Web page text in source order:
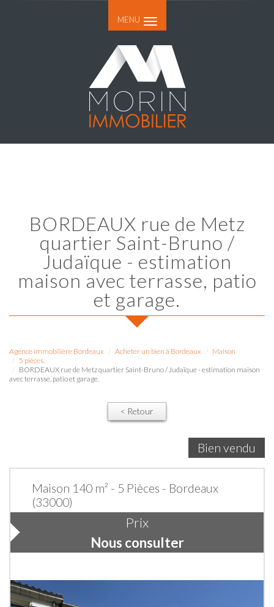
MENU
BORDEAUX rue de Metz
quartier Saint-Bruno /
Judaïque - estimation
maison avec terrasse, patio
et garage.
Agence immobilière Bordeaux Acheter un bien à Bordeaux
Maison
5 pièces.
BORDEAUX rue de Metz quartier Saint-Bruno / Judaïque - estimation maison
avec terrasse, patio et garage.
< Retour
Bien vendu
Maison 140 m² - 5 Pièces - Bordeaux
(33000)
Prix
Nous consulter